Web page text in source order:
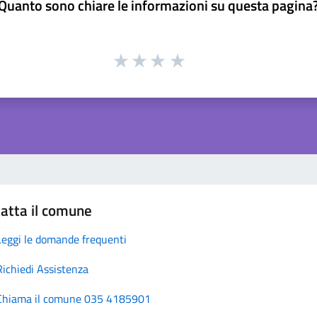
sono chiare le informazioni su questa
il comune
le domande frequenti
Assistenza
il comune 035 4185901